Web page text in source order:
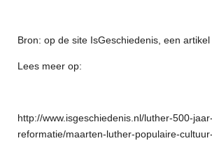
Bron: op de site IsGeschiedenis, een artikel
Lees meer op:
http://www.isgeschiedenis.nl/luther-500-jaar-
reformatie/maarten-luther-populaire-